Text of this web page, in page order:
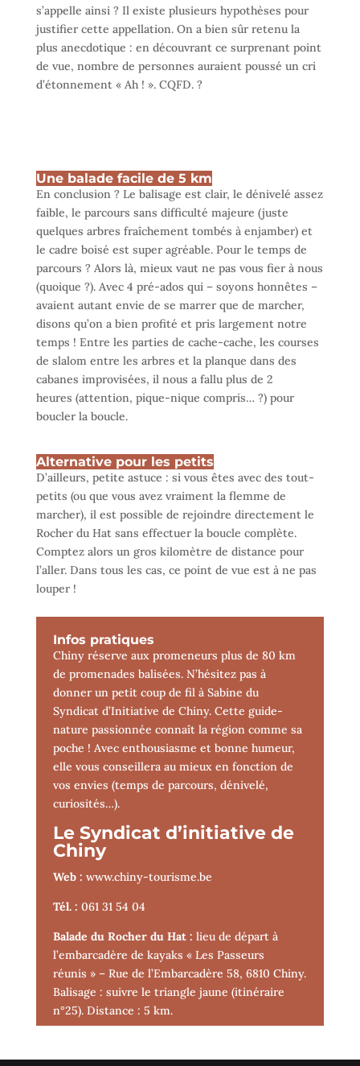
s’appelle ainsi ? Il existe plusieurs hypothèses pour
justifier cette appellation. On a bien sûr retenu la
plus anecdotique : en découvrant ce surprenant point
de vue, nombre de personnes auraient poussé un cri
d’étonnement « Ah ! ». CQFD. ?
Une balade facile de 5 km
En conclusion ? Le balisage est clair, le dénivelé assez
faible, le parcours sans difficulté majeure (juste
quelques arbres fraîchement tombés à enjamber) et
le cadre boisé est super agréable. Pour le temps de
parcours ? Alors là, mieux vaut ne pas vous fier à nous
(quoique ?). Avec 4 pré-ados qui – soyons honnêtes –
avaient autant envie de se marrer que de marcher,
disons qu’on a bien profité et pris largement notre
temps ! Entre les parties de cache-cache, les courses
de slalom entre les arbres et la planque dans des
cabanes improvisées, il nous a fallu plus de 2
heures (attention, pique-nique compris… ?) pour
boucler la boucle.
Alternative pour les petits
D’ailleurs, petite astuce : si vous êtes avec des tout-
petits (ou que vous avez vraiment la flemme de
marcher), il est possible de rejoindre directement le
Rocher du Hat sans effectuer la boucle complète.
Comptez alors un gros kilomètre de distance pour
l’aller. Dans tous les cas, ce point de vue est à ne pas
louper !
Infos pratiques
Chiny réserve aux promeneurs plus de 80 km
de promenades balisées. N’hésitez pas à
donner un petit coup de fil à Sabine du
Syndicat d’Initiative de Chiny. Cette guide-
nature passionnée connaît la région comme sa
poche ! Avec enthousiasme et bonne humeur,
elle vous conseillera au mieux en fonction de
vos envies (temps de parcours, dénivelé,
curiosités…).
Le Syndicat d’initiative de
Chiny
Web : www.chiny-tourisme.be
Tél. : 061 31 54 04
Balade du Rocher du Hat : lieu de départ à
l’embarcadère de kayaks « Les Passeurs
réunis » – Rue de l’Embarcadère 58, 6810 Chiny.
Balisage : suivre le triangle jaune (itinéraire
n°25). Distance : 5 km.